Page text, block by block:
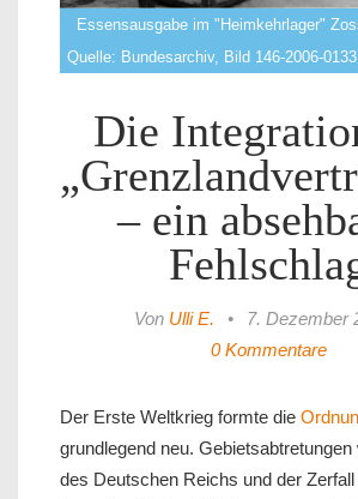
Essensausgabe im "Heimkehrlager"
Quelle: Bundesarchiv, Bild 146-2006-
Die
– ein
Von Ulli E. • 7. Dezember
0 Kommentare
Der Erste Weltkrieg formte die
grundlegend neu. Gebietsabtretungen
des Deutschen Reichs und der Zerfall